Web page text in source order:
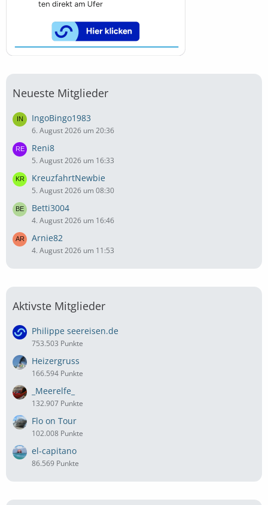
Neueste Mitglieder
IngoBingo1983
6. August 2026 um 20:36
Reni8
5. August 2026 um 16:33
KreuzfahrtNewbie
5. August 2026 um 08:30
Betti3004
4. August 2026 um 16:46
Arnie82
4. August 2026 um 11:53
Aktivste Mitglieder
Philippe seereisen.de
753.503 Punkte
Heizergruss
166.594 Punkte
_Meerelfe_
132.907 Punkte
Flo on Tour
102.008 Punkte
el-capitano
86.569 Punkte